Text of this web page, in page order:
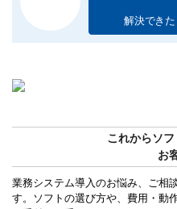
解決できた
これからソ
お
業務システム導入のお悩み、ご相
す。ソフトの選び方や、費用・動